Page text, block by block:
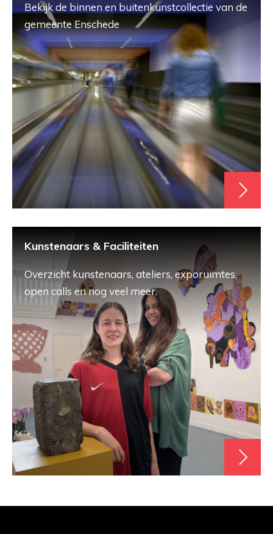
Bekijk de binnen en buitenkunstcollectie van de
gemeente Enschede
Kunstenaars & Faciliteiten
Overzicht kunstenaars, ateliers, exporuimtes,
open calls en nog veel meer.